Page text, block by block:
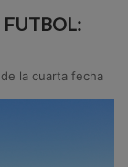
FUTBOL:
la cuarta fecha